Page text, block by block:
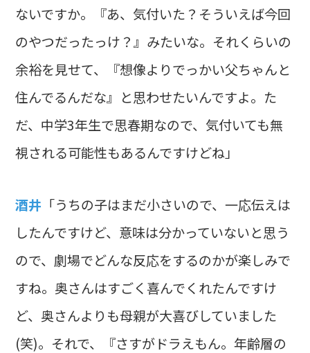
ないですか。『あ、気付いた？そういえば今回
のやつだったっけ？』みたいな。それくらいの
余裕を見せて、『想像よりでっかい父ちゃんと
住んでるんだな』と思わせたいんですよ。た
だ、中学3年生で思春期なので、気付いても無
視される可能性もあるんですけどね」
酒井 「うちの子はまだ小さいので、一応伝えは
したんですけど、意味は分かっていないと思う
ので、劇場でどんな反応をするのかが楽しみで
すね。奥さんはすごく喜んでくれたんですけ
ど、奥さんよりも母親が大喜びしていました
(笑)。それで、『さすがドラえもん。年齢層の